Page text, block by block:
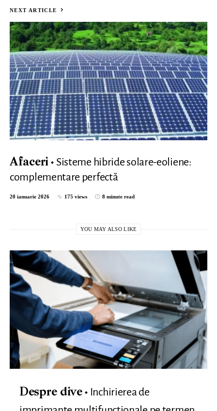
NEXT ARTICLE
Afaceri
Sisteme hibride solare-eoliene:
complementare perfectă
20 ianuarie 2026 175 views 8 minute read
YOU MAY ALSO LIKE
Despre dive
Inchirierea de